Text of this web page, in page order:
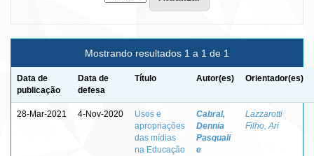
Mostrando resultados 1 a 1 de 1
Data de
publicação
Data de
defesa
Título Autor(es) Orientador(es)
28-Mar-2021 4-Nov-2020
Usos e
apropriações
das mídias
na Educação
Cabral,
Dennia
Pasquali
e
Lazzarotti
Filho, Ari